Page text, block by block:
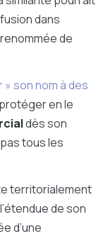
dans
de
son nom à des
en le
dès son
tous les
territorialement
de son
d’une